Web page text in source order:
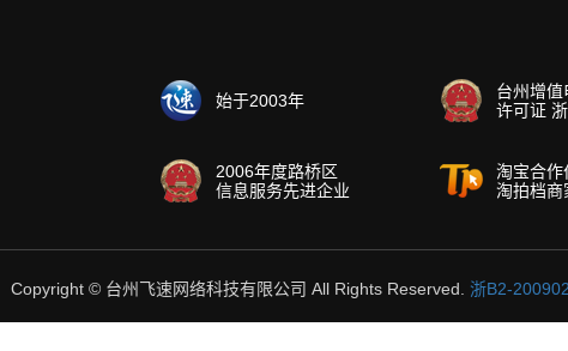
始于2003年
台州增
许可证
2006年度路桥区
信息服务先进企业
淘宝合作
淘拍档商
Copyright © 台州飞速网络科技有限公司 All Rights Reserved. 浙B2-